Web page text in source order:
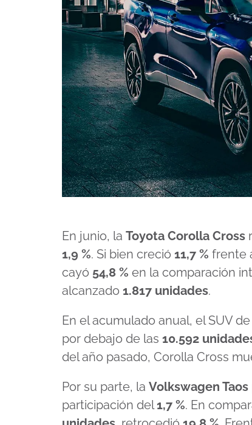
En junio, la Toyota Corolla Cross
1,9 %. Si bien creció 11,7 % frente
cayó 54,8 % en la comparación
alcanzado 1.817 unidades.
En el acumulado anual, el SUV
por debajo de las 10.592
del año pasado, Corolla Cross
Por su parte, la Volkswagen Taos
participación del1,7 %. En